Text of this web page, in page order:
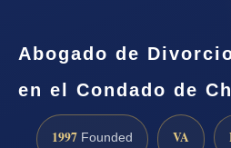
Abogado de
en el Condado de
1997 Founded VA